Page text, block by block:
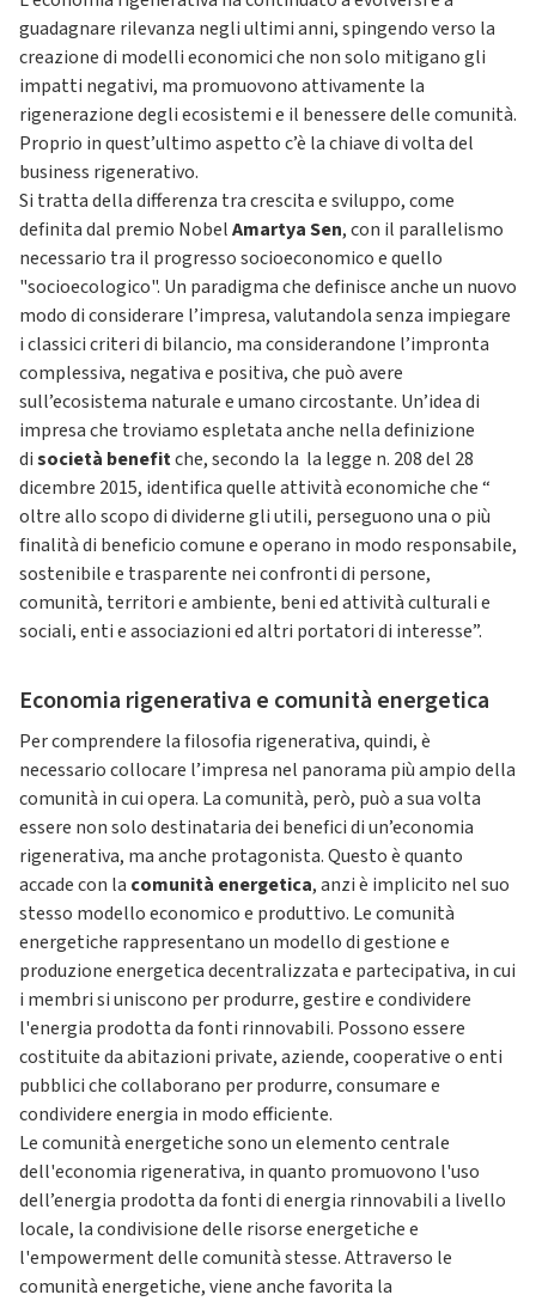
guadagnare rilevanza negli ultimi anni, spingendo verso la
creazione di modelli economici che non solo mitigano gli
impatti negativi, ma promuovono attivamente la
rigenerazione degli ecosistemi e il benessere delle comunità.
Proprio in quest’ultimo aspetto c’è la chiave di volta del
business rigenerativo.
Si tratta della differenza tra crescita e sviluppo, come
definita dal premio NobelAmartya Sen, con il parallelismo
necessario tra il progresso socioeconomico e quello
"socioecologico". Un paradigma che definisce anche un nuovo
modo di considerare l’impresa, valutandola senza impiegare
i classici criteri di bilancio, ma considerandone l’impronta
complessiva, negativa e positiva, che può avere
sull’ecosistema naturale e umano circostante. Un’idea di
impresa che troviamo espletata anche nella definizione
disocietà benefitche, secondo la la legge n. 208 del 28
dicembre 2015, identifica quelle attività economiche che “
oltre allo scopo di dividerne gli utili, perseguono una o più
finalità di beneficio comune e operano in modo responsabile,
sostenibile e trasparente nei confronti di persone,
comunità, territori e ambiente, beni ed attività culturali e
sociali, enti e associazioni ed altri portatori di interesse”.
Economia rigenerativa e comunità energetica
Per comprendere la filosofia rigenerativa, quindi, è
necessario collocare l’impresa nel panorama più ampio della
comunità in cui opera. La comunità, però, può a sua volta
essere non solo destinataria dei benefici di un’economia
rigenerativa, ma anche protagonista. Questo è quanto
accade con la comunità energetica, anzi è implicito nel suo
stesso modello economico e produttivo. Le comunità
energetiche rappresentano un modello di gestione e
produzione energetica decentralizzata e partecipativa, in cui
i membri si uniscono per produrre, gestire e condividere
l'energia prodotta da fonti rinnovabili. Possono essere
costituite da abitazioni private, aziende, cooperative o enti
pubblici che collaborano per produrre, consumare e
condividere energia in modo efficiente.
Le comunità energetiche sono un elemento centrale
dell'economia rigenerativa, in quanto promuovono l'uso
dell’energia prodotta da fonti di energia rinnovabili a livello
locale, la condivisione delle risorse energetiche e
l'empowerment delle comunità stesse. Attraverso le
comunità energetiche, viene anche favorita la